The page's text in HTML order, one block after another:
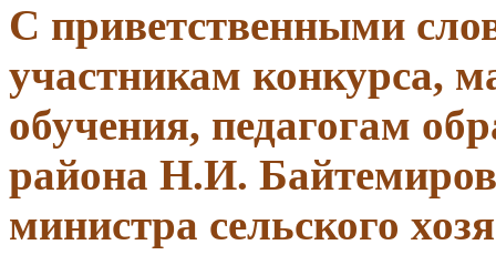
С приветственными
участникам конкурса,
обучения, педагогам
района Н.И.
министра сельского